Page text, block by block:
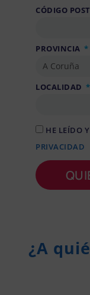
CÓDIGO
PROVINCIA
LOCALIDAD
HE LEÍDO
PRIVACIDAD
¿A